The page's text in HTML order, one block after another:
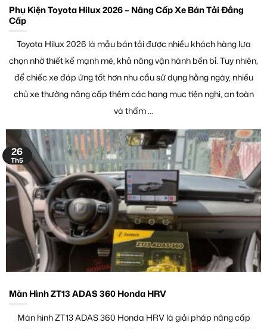
Phụ Kiện Toyota Hilux 2026 – Nâng Cấp Xe Bán Tải Đẳng
Cấp
Toyota Hilux 2026 là mẫu bán tải được nhiều khách hàng lựa
chọn nhờ thiết kế mạnh mẽ, khả năng vận hành bền bỉ. Tuy nhiên,
để chiếc xe đáp ứng tốt hơn nhu cầu sử dụng hằng ngày, nhiều
chủ xe thường nâng cấp thêm các hạng mục tiện nghi, an toàn
và thẩm ...
Màn Hình ZT13 ADAS 360 Honda HRV
Màn hình ZT13 ADAS 360 Honda HRV là giải pháp nâng cấp
26
Th5